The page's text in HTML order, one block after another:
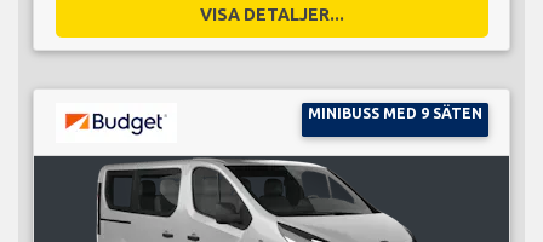
VISA DETALJER...
MINIBUSS MED 9 SÄTEN